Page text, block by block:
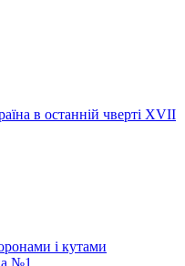
в останній чверті XVII
і кутами
№1